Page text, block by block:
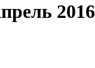
2016